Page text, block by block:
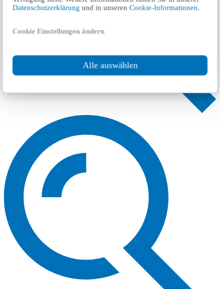
Datenschutzerklärung und in unserenCookie-Informationen.
Cookie Einstellungen ändern
Alle auswählen